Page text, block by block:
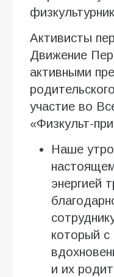
Активисты
Движение
активными
участие во
«Физкульт-
Наше
энергией
который
и их